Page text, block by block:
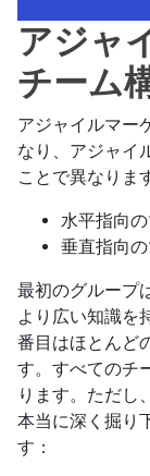
アジャ
チーム
アジャイルマー
なり、アジャイ
ことで異なりま
水平指向
垂直指向
最初のグループ
より広い知識を
番目はほとんど
す。すべてのチ
ります。ただし
本当に深く掘り
す：